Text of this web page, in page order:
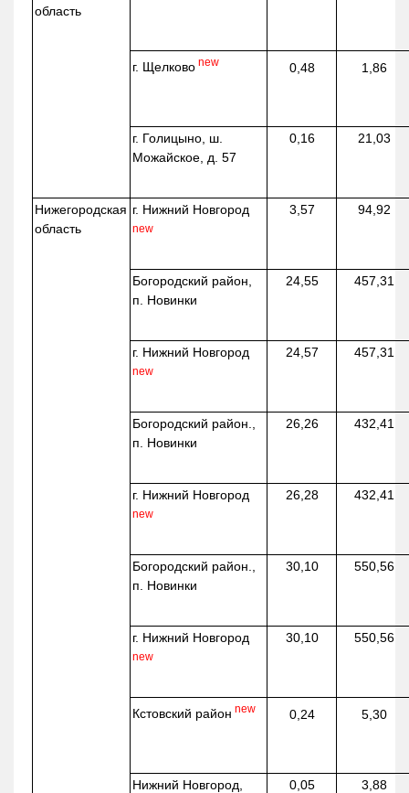
область
г. Щелково new 0,48 1,86
г. Голицыно, ш.
Можайское, д. 57
0,16 21,03
Нижегородская
область
г. Нижний Новгород
new
3,57 94,92
Богородский район,
п. Новинки
24,55 457,31
г. Нижний Новгород
new
24,57 457,31
Богородский район.,
п. Новинки
26,26 432,41
г. Нижний Новгород
new
26,28 432,41
Богородский район.,
п. Новинки
30,10 550,56
г. Нижний Новгород
new
30,10 550,56
Кстовский район new 0,24 5,30
Нижний Новгород,
0,05 3,88